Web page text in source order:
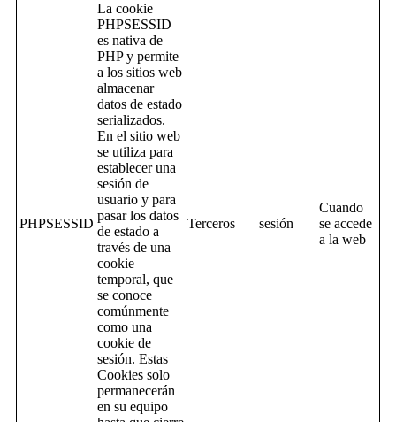
PHPSESSID
La cookie
PHPSESSID
es nativa de
PHP y permite
a los sitios web
almacenar
datos de estado
serializados.
En el sitio web
se utiliza para
establecer una
sesión de
usuario y para
pasar los datos
de estado a
través de una
cookie
temporal, que
se conoce
comúnmente
como una
cookie de
sesión. Estas
Cookies solo
permanecerán
en su equipo
Terceros sesión
Cuando
se accede
a la web